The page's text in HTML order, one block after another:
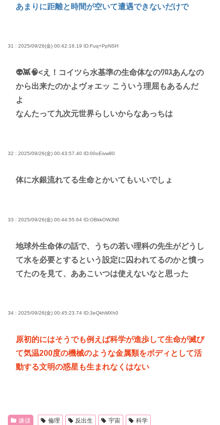
あまりに距離と時間が空いて遭遇できないだけで
31 : 2025/09/26(金) 00:42:16.19 ID:Fuq+PpNSH
👽👾🧠<え！コイツら水基準の生命体なのﾜﾛｽあんなの
から出来たのかよヴォエッ こういう理屈もあるんだ
よ
なんたって九次元世界らしいからなあっちは
32 : 2025/09/26(金) 00:43:57.40 ID:00oEivw80
体に水銀流れてる生命とかいてもいいでしょ
33 : 2025/09/26(金) 00:44:55.64 ID:OBkkOWJN0
地球外生命体の話で、うちの若い理科の先生がどうし
て水を必要とするという設定に囚われてるのかと憤っ
てたのを見て、ああこいつは使えないなと思った
34 : 2025/09/26(金) 00:45:23.74 ID:3eQkhMXh0
原初的にはそうでも例えば科学が進歩して生命が滅び
て気温200度の機械のような金属類をボディとして活
動する文明の惑星も生まれなくはない
嫌儲 倫理 反出生 宇宙 科学